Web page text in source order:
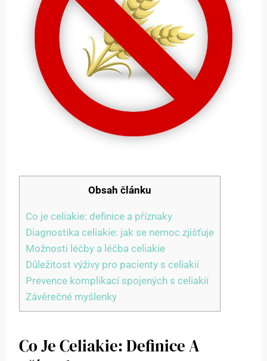
Obsah článku
Co je celiakie: definice a příznaky
Diagnostika celiakie: jak se nemoc zjišťuje
Možnosti léčby a léčba celiakie
Důležitost výživy pro pacienty s celiakií
Prevence komplikací spojených s celiakií
Závěrečné myšlenky
Co Je Celiakie: Definice A